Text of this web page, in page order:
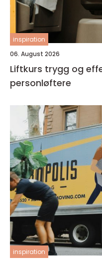
inspiration
06. August 2026
Liftkurs trygg og effektiv bruk av
personløftere
inspiration